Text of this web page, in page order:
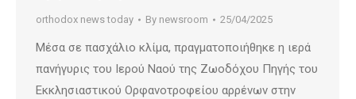
orthodox news today By newsroom 25/04/2025
Μέσα σε πασχάλιο κλίμα, πραγματοποιήθηκε η ιερά
πανήγυρις του Ιερού Ναού της Ζωοδόχου Πηγής του
Εκκλησιαστικού Ορφανοτροφείου αρρένων στην